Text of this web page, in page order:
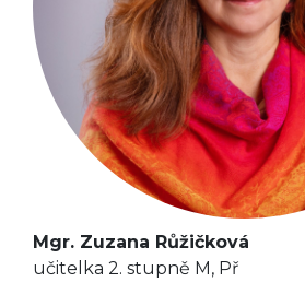
Mgr. Zuzana Růžičková
učitelka 2. stupně M, Př